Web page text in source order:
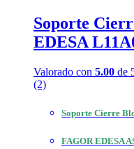
Soporte
EDESA
Valorado con 5.00 de
(2)
Soporte Cierre
FAGOR EDESA